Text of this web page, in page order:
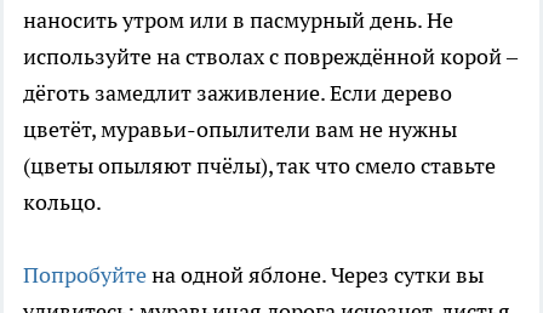
наносить утром или в пасмурный день. Не
используйте на стволах с повреждённой корой –
дёготь замедлит заживление. Если дерево
цветёт, муравьи-опылители вам не нужны
(цветы опыляют пчёлы), так что смело ставьте
кольцо.
Попробуйтена одной яблоне. Через сутки вы